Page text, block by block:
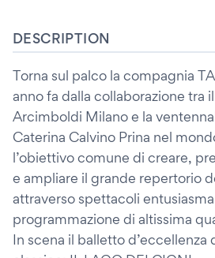
DESCRIPTION
Torna sul palco la compagnia
anno fa dalla collaborazione tra
Arcimboldi Milano e la
Caterina Calvino Prina nel
l’obiettivo comune di creare,
e ampliare il grande repertorio
attraverso spettacoli
programmazione di altissima
In scena il balletto d’eccellenza